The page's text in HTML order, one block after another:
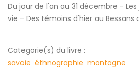
Du jour de l'an au 31 décembre -
vie - Des témoins d'hier au Bessans
Categorie(s) du livre :
savoie éthnographie montagne